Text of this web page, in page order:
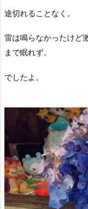
途切れることなく。
雷は鳴らなかったけど
まで眠れず。
でしたよ。